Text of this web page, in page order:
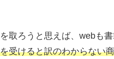
取ろうと思えば、webも
受けると訳のわからない